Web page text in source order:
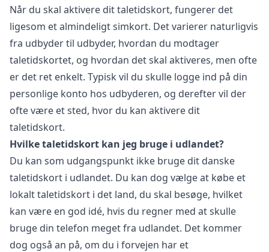
Når du skal aktivere dit taletidskort, fungerer det
ligesom et almindeligt simkort. Det varierer naturligvis
fra udbyder til udbyder, hvordan du modtager
taletidskortet, og hvordan det skal aktiveres, men ofte
er det ret enkelt. Typisk vil du skulle logge ind på din
personlige konto hos udbyderen, og derefter vil der
ofte være et sted, hvor du kan aktivere dit
taletidskort.
Hvilke taletidskort kan jeg bruge i udlandet?
Du kan som udgangspunkt ikke bruge dit danske
taletidskort i udlandet. Du kan dog vælge at købe et
lokalt taletidskort i det land, du skal besøge, hvilket
kan være en god idé, hvis du regner med at skulle
bruge din telefon meget fra udlandet. Det kommer
dog også an på, om du i forvejen har et